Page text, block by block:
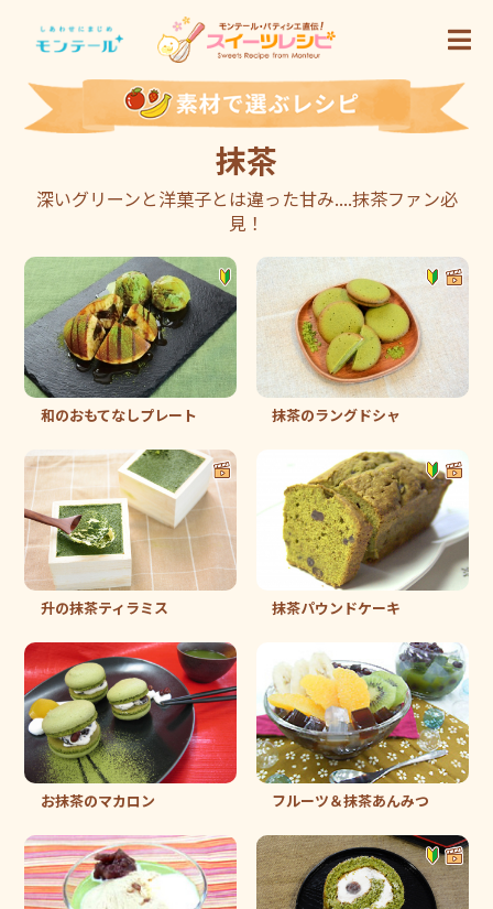
抹茶
深いグリーンと洋菓子とは違った甘み....抹茶ファン必
見！
和のおもてなしプレート 抹茶のラングドシャ
升の抹茶ティラミス 抹茶パウンドケーキ
お抹茶のマカロン フルーツ＆抹茶あんみつ